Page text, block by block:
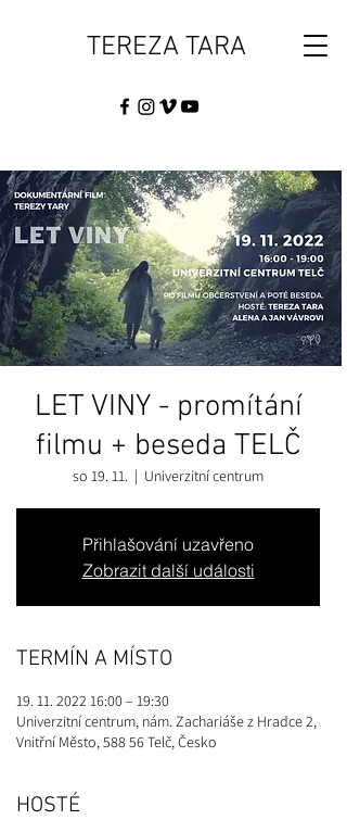
TEREZA TARA
LET VINY - promítání
filmu + beseda TELČ
so 19. 11.
  |
Univerzitní centrum
Přihlašování uzavřeno
Zobrazit další události
TERMÍN A MÍSTO
19. 11. 2022 16:00 – 19:30
Univerzitní centrum, nám. Zachariáše z Hradce 2,
Vnitřní Město, 588 56 Telč, Česko
HOSTÉ